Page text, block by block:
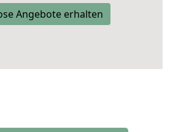
Angebote erhalten